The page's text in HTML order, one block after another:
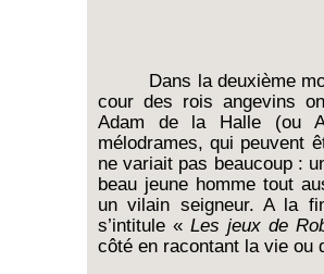
Dans la deuxième
cour des rois angevins
Adam de la Halle (ou
mélodrames, qui peuvent
ne variait pas beaucoup :
beau jeune homme tout
un vilain seigneur. A la
s’intitule « Les jeux de
côté en racontant la vie ou